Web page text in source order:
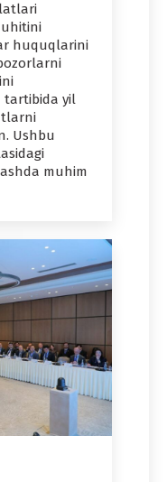
huquqlarini
tartibida yil
Ushbu
muhim